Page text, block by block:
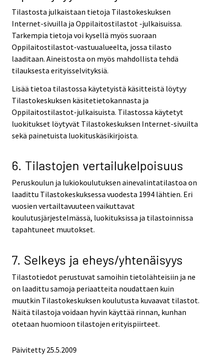
Tilastosta julkaistaan tietoja Tilastokeskuksen
Internet-sivuilla ja Oppilaitostilastot -julkaisuissa.
Tarkempia tietoja voi kysellä myös suoraan
Oppilaitostilastot-vastuualueelta, jossa tilasto
laaditaan. Aineistosta on myös mahdollista tehdä
tilauksesta erityisselvityksiä.
Lisää tietoa tilastossa käytetyistä käsitteistä löytyy
Tilastokeskuksen käsitetietokannasta ja
Oppilaitostilastot-julkaisuista. Tilastossa käytetyt
luokitukset löytyvät Tilastokeskuksen Internet-sivuilta
sekä painetuista luokituskäsikirjoista.
6. Tilastojen vertailukelpoisuus
Peruskoulun ja lukiokoulutuksen ainevalintatilastoa on
laadittu Tilastokeskuksessa vuodesta 1994 lähtien. Eri
vuosien vertailtavuuteen vaikuttavat
koulutusjärjestelmässä, luokituksissa ja tilastoinnissa
tapahtuneet muutokset.
7. Selkeys ja eheys/yhtenäisyys
Tilastotiedot perustuvat samoihin tietolähteisiin ja ne
on laadittu samoja periaatteita noudattaen kuin
muutkin Tilastokeskuksen koulutusta kuvaavat tilastot.
Näitä tilastoja voidaan hyvin käyttää rinnan, kunhan
otetaan huomioon tilastojen erityispiirteet.
Päivitetty25.5.2009